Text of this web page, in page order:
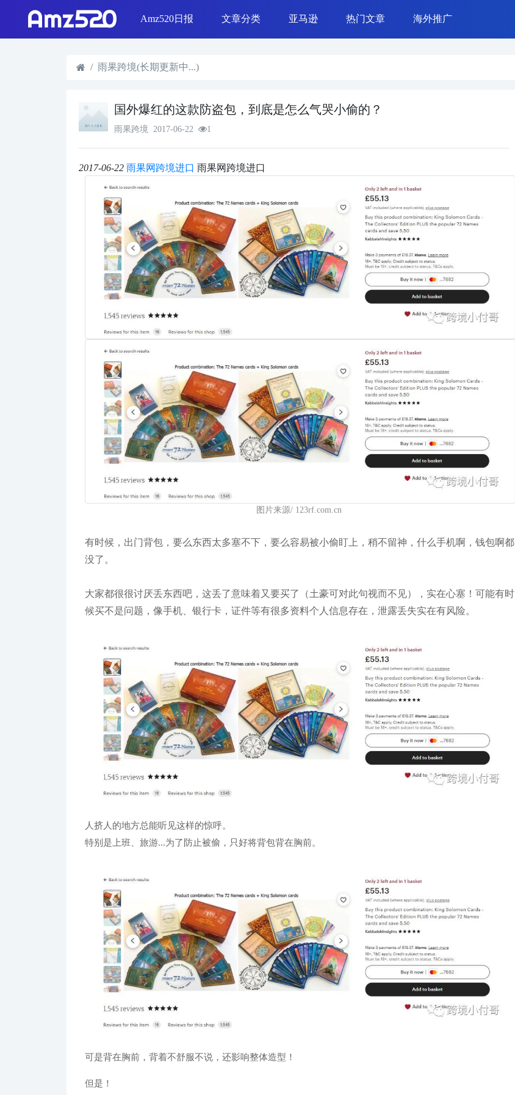
Amz520日报 文章分类 亚马逊 热门文章 海外推广
雨果跨境(长期更新中...)
国外爆红的这款防盗包，到底是怎么气哭小偷的？
雨果跨境 2017-06-22 1
2017-06-22 雨果网跨境进口 雨果网跨境进口
图片来源/ 123rf.com.cn
有时候，出门背包，要么东西太多塞不下，要么容易被小偷盯上，稍不留神，什么手机啊，钱包啊都
没了。
大家都很很讨厌丢东西吧，这丢了意味着又要买了（土豪可对此句视而不见），实在心塞！可能有时
候买不是问题，像手机、银行卡，证件等有很多资料个人信息存在，泄露丢失实在有风险。
人挤人的地方总能听见这样的惊呼。
特别是上班、旅游...为了防止被偷，只好将背包背在胸前。
可是背在胸前，背着不舒服不说，还影响整体造型！
但是！